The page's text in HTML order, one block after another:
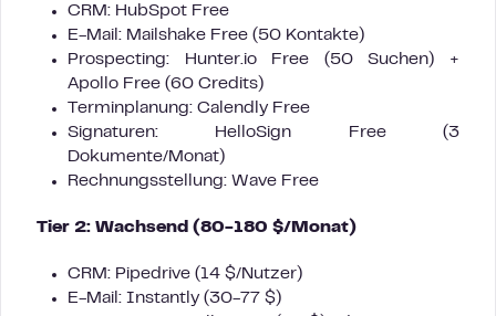
CRM: HubSpot Free
E-Mail: Mailshake Free (50 Kontakte)
Prospecting: Hunter.io Free (50 Suchen) +
Apollo Free (60 Credits)
Terminplanung: Calendly Free
Signaturen: HelloSign Free (3
Dokumente/Monat)
Rechnungsstellung: Wave Free
Tier 2: Wachsend (80-180 $/Monat)
CRM: Pipedrive (14 $/Nutzer)
E-Mail: Instantly (30-77 $)